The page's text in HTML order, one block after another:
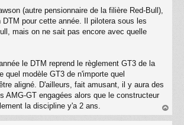
(autre pensionnaire de la filière Red-Bull),
DTM pour cette année. Il pilotera sous les
mais on ne sait pas encore avec quelle
le DTM reprend le règlement GT3 de la
quel modèle GT3 de n'importe quel
aligné. D'ailleurs, fait amusant, il y aura des
AMG-GT engagées alors que le constructeur
la discipline y'a 2 ans.
au